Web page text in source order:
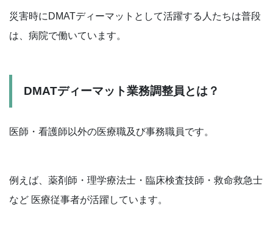
災害時にDMATディーマットとして活躍する人たちは普段
は、病院で働いています。
DMATディーマット業務調整員とは？
医師・看護師以外の医療職及び事務職員です。
例えば、薬剤師・理学療法士・臨床検査技師・救命救急士
など 医療従事者が活躍しています。